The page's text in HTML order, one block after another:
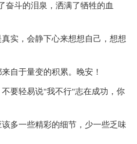
奋斗的泪泉，洒满了牺牲的血
实，会静下心来想想自己，想想
自于量变的积累。晚安！
要轻易说"我不行"志在成功，你
多一些精彩的细节，少一些乏味